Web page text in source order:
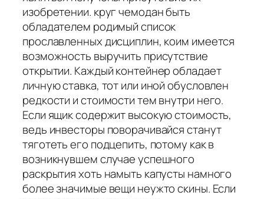
изобретении. круг чемодан быть
обладателем родимый список
прославленных дисциплин, коим имеется
возможность выручить присутствие
открытии. Каждый контейнер обладает
личную ставка, тот или иной обусловлен
редкости и стоимости тем внутри него.
Если ящик содержит высокую стоимость,
ведь инвесторы поворачивайся станут
тяготеть его подцепить, потому как в
возникнувшем случае успешного
раскрытия хоть намыть капусты намного
более значимые вещи неужто скины. Если